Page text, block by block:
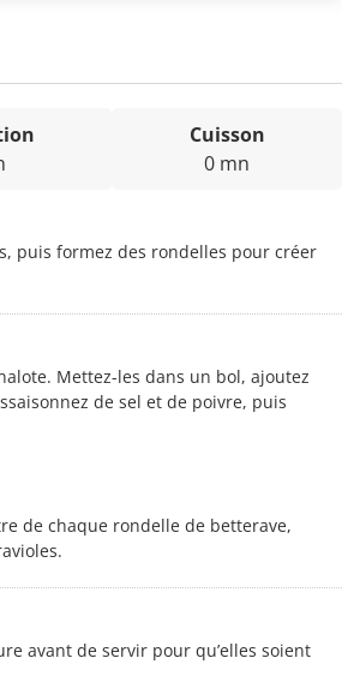
Cuisson
0 mn
puis formez des rondelles pour créer
Mettez-les dans un bol, ajoutez
de sel et de poivre, puis
de chaque rondelle de betterave,
avant de servir pour qu’elles soient